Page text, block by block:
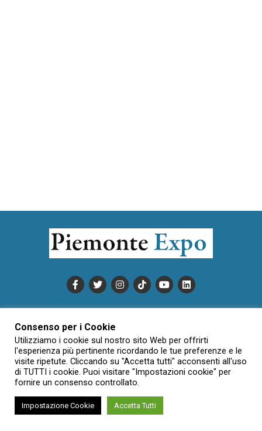
INFORMATIVA SULLA PRIVACY
CONDIZIONI DI UTILIZZO
DATI SOCIETARI
NOVAJO
CREDITS
CONTATTTI
Creative Commons Attribuzione - Non commerciale - Non opere
derivate 3.0 Italia (CC BY-NC-ND 3.0 IT)
Consenso per i Cookie
Utilizziamo i cookie sul nostro sito Web per offrirti
l'esperienza più pertinente ricordando le tue preferenze e le
visite ripetute. Cliccando su "Accetta tutti" acconsenti all'uso
di TUTTI i cookie. Puoi visitare "Impostazioni cookie" per
fornire un consenso controllato.
Impostazione Cookie Accetta Tutti